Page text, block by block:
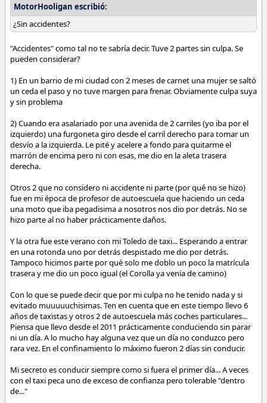
MotorHooligan escribió:
¿Sin accidentes?
"Accidentes" como tal no te sabría decir. Tuve 2 partes sin culpa. Se
pueden considerar?
1) En un barrio de mi ciudad con 2 meses de carnet una mujer se saltó
un ceda el paso y no tuve margen para frenar. Obviamente culpa suya
y sin problema
2) Cuando era asalariado por una avenida de 2 carriles (yo iba por el
izquierdo) una furgoneta giro desde el carril derecho para tomar un
desvío a la izquierda. Le pité y acelere a fondo para quitarme el
marrón de encima pero ni con esas, me dio en la aleta trasera
derecha.
Otros 2 que no considero ni accidente ni parte (por qué no se hizo)
fue en mi época de profesor de autoescuela que haciendo un ceda
una moto que iba pegadisima a nosotros nos dio por detrás. No se
hizo parte al no haber prácticamente daños.
Y la otra fue este verano con mi Toledo de taxi... Esperando a entrar
en una rotonda uno por detrás despistado me dio por detrás.
Tampoco hicimos parte por qué solo me doblo un poco la matrícula
trasera y me dio un poco igual (el Corolla ya venía de camino)
Con lo que se puede decir que por mi culpa no he tenido nada y si
evitado muuuuuchisimas. Ten en cuenta que en este tiempo llevo 6
años de taxistas y otros 2 de autoescuela más coches particulares...
Piensa que llevo desde el 2011 prácticamente conduciendo sin parar
ni un día. A lo mucho hay alguna vez que un día no conduzco pero
rara vez. En el confinamiento lo máximo fueron 2 días sin conducir.
Mi secreto es conducir siempre como si fuera el primer día... A veces
con el taxi peca uno de exceso de confianza pero tolerable "dentro
de..."